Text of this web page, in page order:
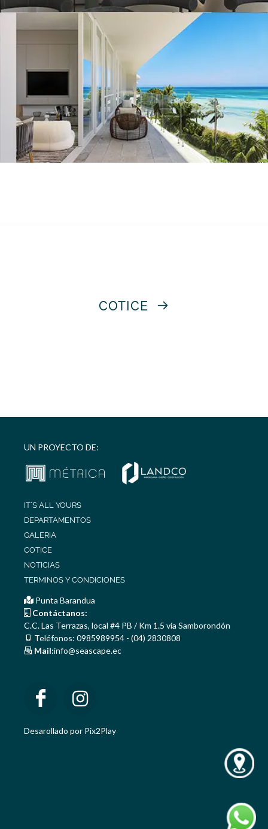
COTICE
UN PROYECTO DE:
IT´S ALL YOURS
DEPARTAMENTOS
GALERIA
COTICE
NOTICIAS
TERMINOS Y CONDICIONES
Punta Barandua
Contáctanos:
C.C. Las Terrazas, local #4 PB / Km 1.5 vía Samborondón
Teléfonos: 0985989954 - (04) 2830808
Mail:info@seascape.ec
Desarollado por Pix2Play